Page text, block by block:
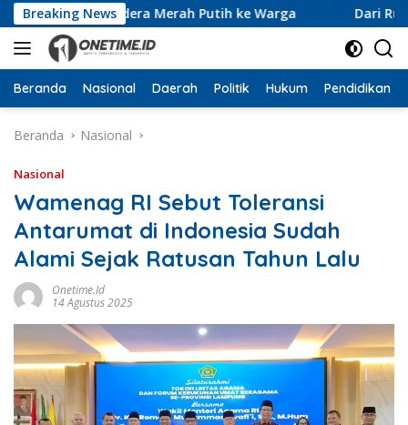
Langsung
ke
konten
Breaking News
Ribu Bendera Merah Putih ke Warga Dari Ruang
Beranda Nasional Daerah Politik Hukum Pendidikan
Beranda Nasional
Nasional
Wamenag RI Sebut Toleransi
Antarumat di Indonesia Sudah
Alami Sejak Ratusan Tahun Lalu
Onetime.id
14 Agustus 2025